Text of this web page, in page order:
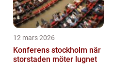
12 mars 2026
Konferens stockholm när
storstaden möter lugnet